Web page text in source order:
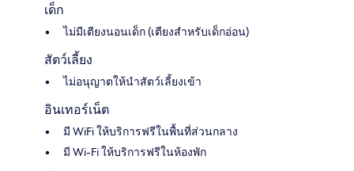
เด็ก
ไม่มีเตียงนอนเด็ก (เตียงสำหรับเด็กอ่อน)
สัตว์เลี้ยง
ไม่อนุญาตให้นำสัตว์เลี้ยงเข้า
อินเทอร์เน็ต
มี WiFi ให้บริการฟรีในพื้นที่ส่วนกลาง
มี Wi-Fi ให้บริการฟรีในห้องพัก